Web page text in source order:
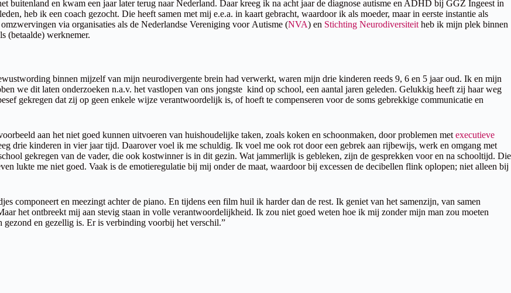
buitenland en kwam een jaar later terug naar Nederland. Daar kreeg ik na acht jaar de diagnose autisme en ADHD bij GGZ Ingeest in
heb ik een coach gezocht. Die heeft samen met mij e.e.a. in kaart gebracht, waardoor ik als moeder, maar in eerste instantie als
via organisaties als de Nederlandse Vereniging voor Autisme (NVA) en Stichting Neurodiversiteit heb ik mijn plek binnen
(betaalde) werknemer.
binnen mijzelf van mijn neurodivergente brein had verwerkt, waren mijn drie kinderen reeds 9, 6 en 5 jaar oud. Ik en mijn
we dit laten onderzoeken n.a.v. het vastlopen van ons jongste kind op school, een aantal jaren geleden. Gelukkig heeft zij haar weg
gekregen dat zij op geen enkele wijze verantwoordelijk is, of hoeft te compenseren voor de soms gebrekkige communicatie en
aan het niet goed kunnen uitvoeren van huishoudelijke taken, zoals koken en schoonmaken, door problemen met executieve
drie kinderen in vier jaar tijd. Daarover voel ik me schuldig. Ik voel me ook rot door een gebrek aan rijbewijs, werk en omgang met
gekregen van de vader, die ook kostwinner is in dit gezin. Wat jammerlijk is gebleken, zijn de gesprekken voor en na schooltijd. Die
lukte me niet goed. Vaak is de emotieregulatie bij mij onder de maat, waardoor bij excessen de decibellen flink oplopen; niet alleen bij
componeert en meezingt achter de piano. En tijdens een film huil ik harder dan de rest. Ik geniet van het samenzijn, van samen
het ontbreekt mij aan stevig staan in volle verantwoordelijkheid. Ik zou niet goed weten hoe ik mij zonder mijn man zou moeten
en gezellig is. Er is verbinding voorbij het verschil.”